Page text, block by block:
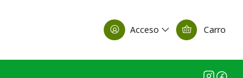
Acceso Carro